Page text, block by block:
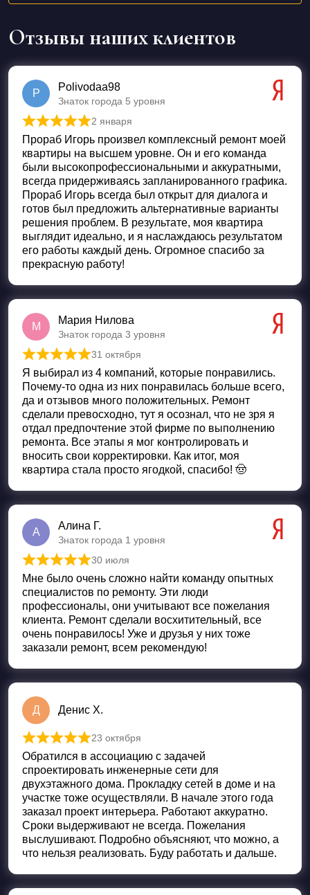
Отзывы наших клиентов
P
Polivodaa98
Знаток города 5 уровня
Оценка 5из 5
2 января
Прораб Игорь произвел комплексный ремонт моей
квартиры на высшем уровне. Он и его команда
были высокопрофессиональными и аккуратными,
всегда придерживаясь запланированного графика.
Прораб Игорь всегда был открыт для диалога и
готов был предложить альтернативные варианты
решения проблем. В результате, моя квартира
выглядит идеально, и я наслаждаюсь результатом
его работы каждый день. Огромное спасибо за
прекрасную работу!
М
Мария Нилова
Знаток города 3 уровня
Оценка5 из 5
31 октября
Я выбирал из 4 компаний, которые понравились.
Почему-то одна из них понравилась больше всего,
да и отзывов много положительных. Ремонт
сделали превосходно, тут я осознал, что не зря я
отдал предпочтение этой фирме по выполнению
ремонта. Все этапы я мог контролировать и
вносить свои корректировки. Как итог, моя
квартира стала просто ягодкой, спасибо! 🤠
А
Алина Г.
Знаток города 1 уровня
Оценка 5 из 5
30 июля
Мне было очень сложно найти команду опытных
специалистов по ремонту. Эти люди
профессионалы, они учитывают все пожелания
клиента. Ремонт сделали восхитительный, все
очень понравилось! Уже и друзья у них тоже
заказали ремонт, всем рекомендую!
Д Денис Х.
Оценка5 из 5
23 октября
Обратился в ассоциацию с задачей
спроектировать инженерные сети для
двухэтажного дома. Прокладку сетей в доме и на
участке тоже осуществляли. В начале этого года
заказал проект интерьера. Работают аккуратно.
Сроки выдерживают не всегда. Пожелания
выслушивают. Подробно объясняют, что можно, а
что нельзя реализовать. Буду работать и дальше.